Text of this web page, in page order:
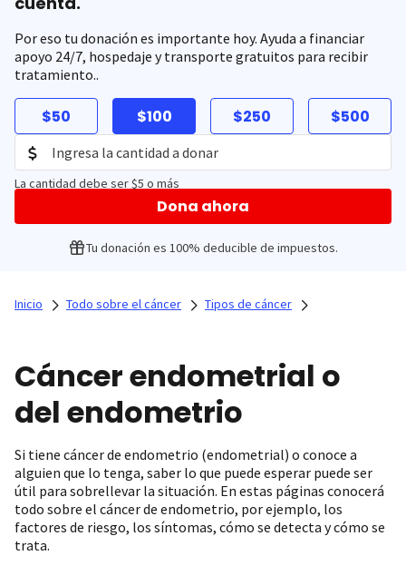
Por eso tu donación es importante hoy. Ayuda a financiar
apoyo 24/7, hospedaje y transporte gratuitos para recibir
tratamiento..
$50 $100 $250 $500
La cantidad debe ser $5 o más
Dona ahora
Tu donación es 100% deducible de impuestos.
Inicio Todo sobre el cáncer Tipos de cáncer
Cáncer endometrial o
del endometrio
Si tiene cáncer de endometrio (endometrial) o conoce a
alguien que lo tenga, saber lo que puede esperar puede ser
útil para sobrellevar la situación. En estas páginas conocerá
todo sobre el cáncer de endometrio, por ejemplo, los
factores de riesgo, los síntomas, cómo se detecta y cómo se
trata.